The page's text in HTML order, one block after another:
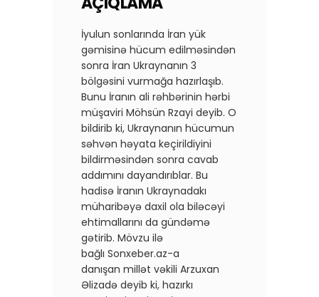
İyulun sonlarında İran yük
gəmisinə hücum edilməsindən
sonra İran Ukraynanın 3
bölgəsini vurmağa hazırlaşıb.
Bunu İranın ali rəhbərinin hərbi
müşaviri Möhsün Rzayi deyib. O
bildirib ki, Ukraynanın hücumun
səhvən həyata keçirildiyini
bildirməsindən sonra cavab
addımını dayandırıblar. Bu
hadisə İranın Ukraynadakı
müharibəyə daxil ola biləcəyi
ehtimallarını da gündəmə
gətirib. Mövzu ilə
bağlı Sonxeber.az-a
danışan millət vəkili Arzuxan
Əlizadə deyib ki, hazırkı